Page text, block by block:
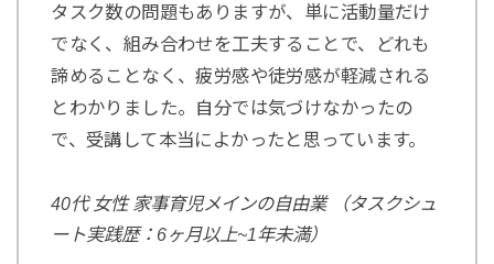
タスク数の問題もありますが、単に活動量だけ
でなく、組み合わせを工夫することで、どれも
諦めることなく、疲労感や徒労感が軽減される
とわかりました。自分では気づけなかったの
で、受講して本当によかったと思っています。
40代 女性 家事育児メインの自由業 （タスクシュ
ート実践歴：6ヶ月以上~1年未満）